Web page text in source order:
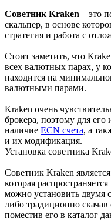
Советник Kraken – это
скальпер, в основе
стратегия и работа с
Стоит заметить, что
всех валютных парах, у
находится на
валютными парами.
Kraken очень
брокера, поэтому для его
наличие ECN счета, а
и их модификация.
Установка советника
Советник Kraken
которая
можно установить двумя
либо традиционно
поместив его в каталог